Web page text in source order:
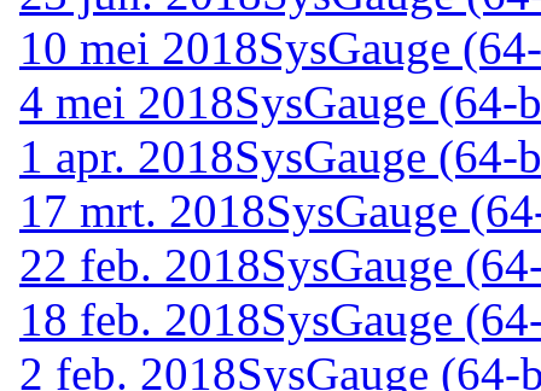
10 mei 2018SysGauge
4 mei 2018SysGauge
1 apr. 2018SysGauge
17 mrt. 2018SysGauge
22 feb. 2018SysGauge
18 feb. 2018SysGauge
2 feb. 2018SysGauge